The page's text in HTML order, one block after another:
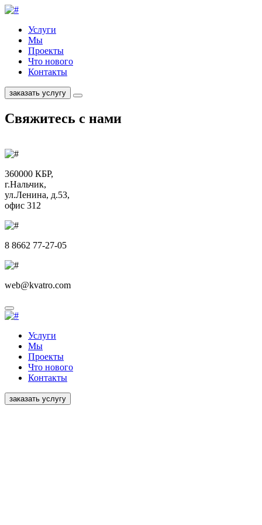
Услуги
Мы
Проекты
Что нового
Контакты
заказать услугу
Свяжитесь с нами
360000 КБР,
г.Нальчик,
ул.Ленина, д.53,
офис 312
8 8662 77-27-05
web@kvatro.com
Услуги
Мы
Проекты
Что нового
Контакты
заказать услугу